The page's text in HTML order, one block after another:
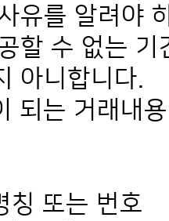
유를 알려야
할 수 없는
아니합니다.
되는 거래내
칭 또는 번호